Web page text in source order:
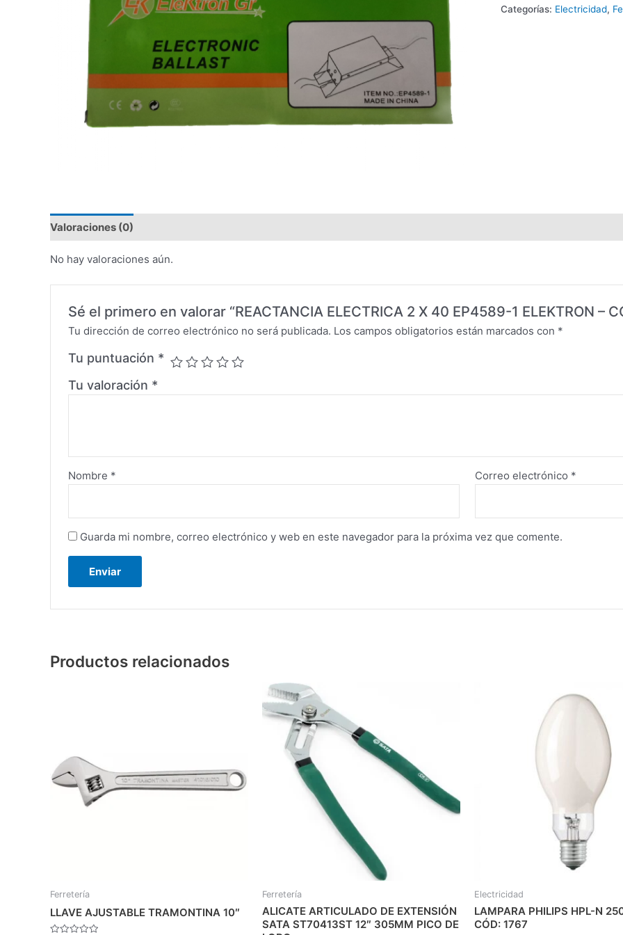
Categorías: Electricidad,
Valoraciones (0)
No hay valoraciones aún.
Sé el primero en valorar “REACTANCIA ELECTRICA 2 X 40 EP4589-1 ELEKTRON –
Tu dirección de correo electrónico no será publicada. Los campos obligatorios están marcados con *
Tu puntuación *
Tu valoración *
Nombre * Correo electrónico *
Guarda mi nombre, correo electrónico y web en este navegador para la próxima vez que comente.
Productos relacionados
Ferretería
LLAVE AJUSTABLE TRAMONTINA 10″
Ferretería
ALICATE ARTICULADO DE EXTENSIÓN
SATA ST70413ST 12″ 305MM PICO DE
Electricidad
LAMPARA PHILIPS HPL-N
CÓD: 1767